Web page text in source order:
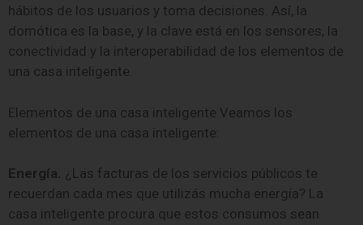
hábitos de los usuarios y toma decisiones. Así, la
domótica es la base, y la clave está en los sensores, la
conectividad y la interoperabilidad de los elementos de
una casa inteligente.
Elementos de una casa inteligente Veamos los
elementos de una casa inteligente:
Energía. ¿Las facturas de los servicios públicos te
recuerdan cada mes que utilizás mucha energía? La
casa inteligente procura que estos consumos sean